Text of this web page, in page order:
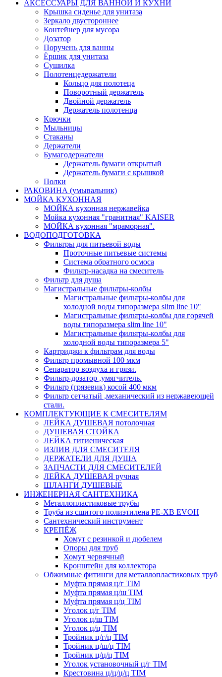
АКСЕССУАРЫ ДЛЯ ВАННОЙ И КУХНИ
Крышка сиденье для унитаза
Зеркало двустороннее
Контейнер для мусора
Дозатор
Поручень для ванны
Ёршик для унитаза
Сушилка
Полотенцедержатели
Кольцо для полотеца
Поворотный держатель
Двойной держатель
Держатель полотенца
Крючки
Мыльницы
Стаканы
Держатели
Бумагодержатели
Держатель бумаги открытый
Держатель бумаги с крышкой
Полки
РАКОВИНА (умывальник)
МОЙКА КУХОННАЯ
МОЙКА кухонная нержавейка
Мойка кухонная "гранитная" KAISER
МОЙКА кухонная "мраморная".
ВОДОПОДГОТОВКА
Фильтры для питьевой воды
Проточные питьевые системы
Система обратного осмоса
Фильтр-насадка на смеситель
Фильтр для душа
Магистральные фильтры-колбы
Магистральные фильтры-колбы для
холодной воды типоразмера slim line 10"
Магистральные фильтры-колбы для горячей
воды типоразмера slim line 10"
Магистральные фильтры-колбы для
холодной воды типоразмера 5"
Картриджи к фильтрам для воды
Фильтр промывной 100 мкм
Сепаратор воздуха и грязи.
Фильтр-дозатор ,умягчитель.
Фильтр (грязевик) косой 400 мкм
Фильтр сетчатый ,механический из нержавеющей
стали.
КОМПЛЕКТУЮЩИЕ К СМЕСИТЕЛЯМ
ЛЕЙКА ДУШЕВАЯ потолочная
ДУШЕВАЯ СТОЙКА
ЛЕЙКА гигиеническая
ИЗЛИВ ДЛЯ СМЕСИТЕЛЯ
ДЕРЖАТЕЛИ ДЛЯ ДУША
ЗАПЧАСТИ ДЛЯ СМЕСИТЕЛЕЙ
ЛЕЙКА ДУШЕВАЯ ручная
ШЛАНГИ ДУШЕВЫЕ
ИНЖЕНЕРНАЯ САНТЕХНИКА
Металлопластиковые трубы
Труба из сшитого полиэтилена PE-XB EVOH
Сантехнический инструмент
КРЕПЁЖ
Хомут с резинкой и дюбелем
Опоры для труб
Хомут червячный
Кронштейн для коллектора
Обжимные фитинги для металлопластиковых труб
Муфта прямая ц/г TIM
Муфта прямая ц/ш TIM
Муфта прямая ц/ц TIM
Уголок ц/г TIM
Уголок ц/ш TIM
Уголок ц/ц TIM
Тройник ц/г/ц TIM
Тройник ц/ш/ц TIM
Тройник ц/ц/ц TIM
Уголок установочный ц/г TIM
Крестовина ц/ц/ц/ц TIM